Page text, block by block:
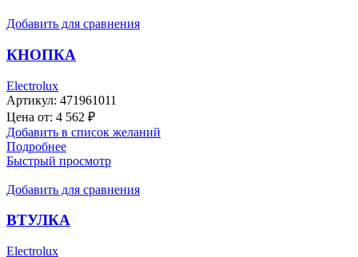
Добавить для сравнения
КНОПКА
Electrolux
Артикул: 471961011
Цена от: 4 562 ₽
Добавить в список желаний
Подробнее
Быстрый просмотр
Добавить для сравнения
ВТУЛКА
Electrolux